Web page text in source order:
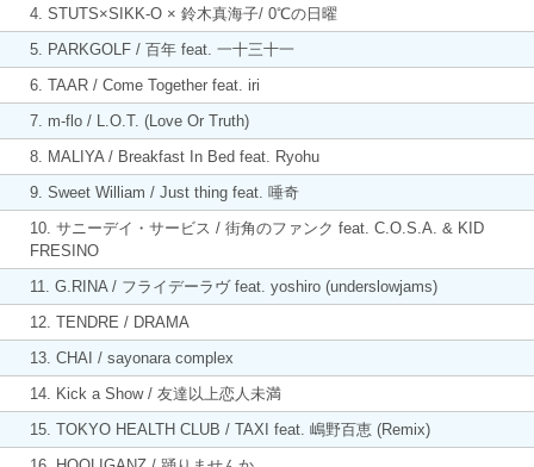
4. STUTS×SIKK-O × 鈴木真海子/ 0℃の日曜
5. PARKGOLF / 百年 feat. 一十三十一
6. TAAR / Come Together feat. iri
7. m-flo / L.O.T. (Love Or Truth)
8. MALIYA / Breakfast In Bed feat. Ryohu
9. Sweet William / Just thing feat. 唾奇
10. サニーデイ・サービス / 街角のファンク feat. C.O.S.A. & KID
FRESINO
11. G.RINA / フライデーラヴ feat. yoshiro (underslowjams)
12. TENDRE / DRAMA
13. CHAI / sayonara complex
14. Kick a Show / 友達以上恋人未満
15. TOKYO HEALTH CLUB / TAXI feat. 嶋野百恵 (Remix)